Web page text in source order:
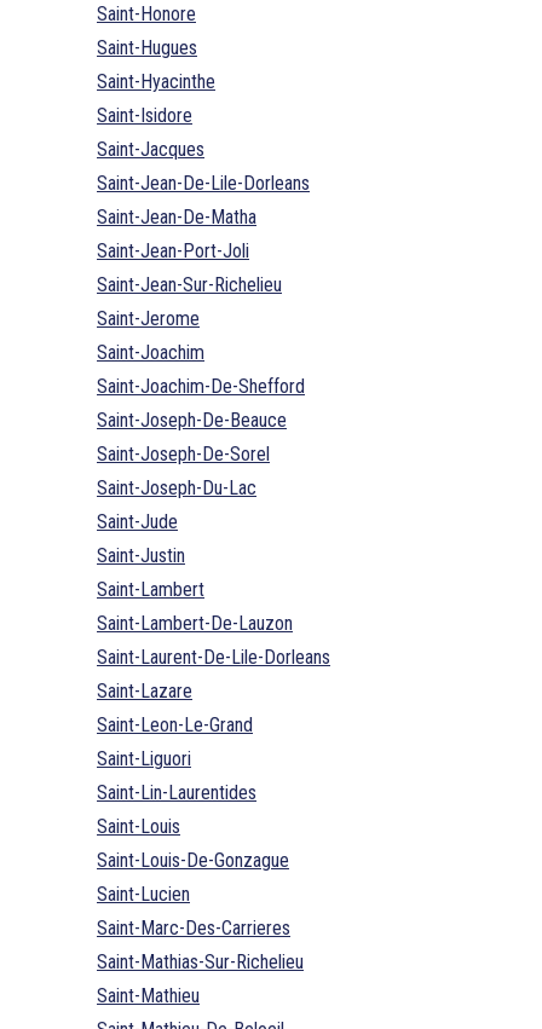
Saint-Honore
Saint-Hugues
Saint-Hyacinthe
Saint-Isidore
Saint-Jacques
Saint-Jean-De-Lile-Dorleans
Saint-Jean-De-Matha
Saint-Jean-Port-Joli
Saint-Jean-Sur-Richelieu
Saint-Jerome
Saint-Joachim
Saint-Joachim-De-Shefford
Saint-Joseph-De-Beauce
Saint-Joseph-De-Sorel
Saint-Joseph-Du-Lac
Saint-Jude
Saint-Justin
Saint-Lambert
Saint-Lambert-De-Lauzon
Saint-Laurent-De-Lile-Dorleans
Saint-Lazare
Saint-Leon-Le-Grand
Saint-Liguori
Saint-Lin-Laurentides
Saint-Louis
Saint-Louis-De-Gonzague
Saint-Lucien
Saint-Marc-Des-Carrieres
Saint-Mathias-Sur-Richelieu
Saint-Mathieu